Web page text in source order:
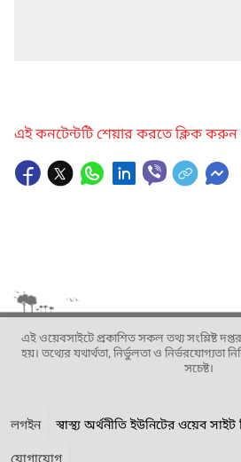
এই কনটেন্টটি শেয়ার করতে ক্লিক করুন
এই ওয়েবসাইটে প্রকাশিত সকল তথ্য সংশ্লিষ্ট
হয়। তথ্যের যথার্থতা, নির্ভুলতা ও নির্ভরযোগ্যতা
সচেষ্ট।
লগইন
স্বাস্থ্য অর্থনীতি ইউনিটের ওয়েব